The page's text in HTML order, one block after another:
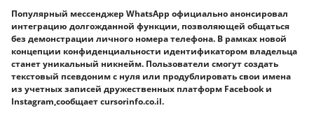
Популярный мессенджер WhatsApp официально анонсировал
интеграцию долгожданной функции, позволяющей общаться
без демонстрации личного номера телефона. В рамках новой
концепции конфиденциальности идентификатором владельца
станет уникальный никнейм. Пользователи смогут создать
текстовый псевдоним с нуля или продублировать свои имена
из учетных записей дружественных платформ Facebook и
Instagram,сообщает cursorinfo.co.il.